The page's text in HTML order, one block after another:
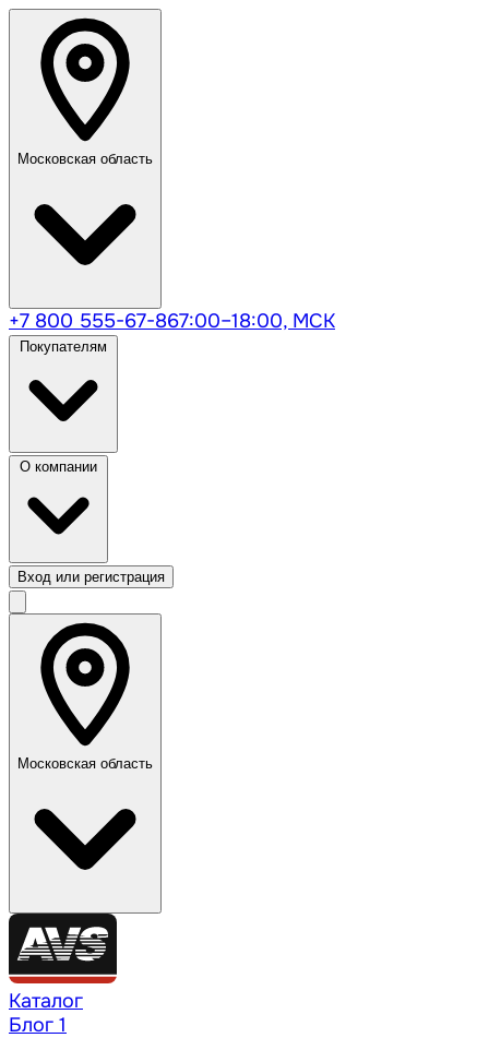
Московская область
+7 800 555-67-867:00–18:00, МСК
Вход или регистрация
Московская область
Каталог
Блог 1